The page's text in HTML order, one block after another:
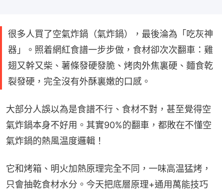
很多人買了空氣炸鍋（氣炸鍋），最後淪為「吃灰神
器」。照着網紅食譜一步步做，食材卻次次翻車：雞
翅又幹又柴、薯條發硬發脆、烤肉外焦裏硬、麵食乾
裂發硬，完全沒有外酥裏嫩的口感。
大部分人誤以為是食譜不行、食材不對，甚至覺得空
氣炸鍋本身不好用。其實90%的翻車，都敗在不懂空
氣炸鍋的熱風温度邏輯！
它和烤箱、明火加熱原理完全不同，一味高温猛烤，
只會抽乾食材水分。今天把底層原理+通用萬能技巧